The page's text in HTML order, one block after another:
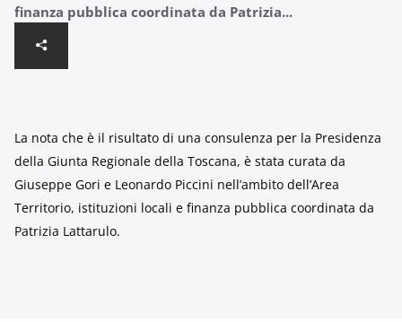
finanza pubblica coordinata da Patrizia...
La nota che è il risultato di una consulenza per la Presidenza
della Giunta Regionale della Toscana, è stata curata da
Giuseppe Gori e Leonardo Piccini nell’ambito dell’Area
Territorio, istituzioni locali e finanza pubblica coordinata da
Patrizia Lattarulo.